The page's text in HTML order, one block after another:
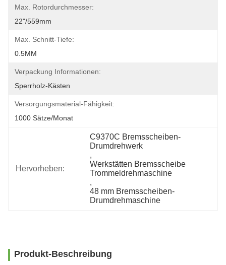
Max. Rotordurchmesser:
22"/559mm
Max. Schnitt-Tiefe:
0.5MM
Verpackung Informationen:
Sperrholz-Kästen
Versorgungsmaterial-Fähigkeit:
1000 Sätze/Monat
Hervorheben:
C9370C Bremsscheiben-
Drumdrehwerk
,
Werkstätten Bremsscheibe
Trommeldrehmaschine
,
48 mm Bremsscheiben-
Drumdrehmaschine
Produkt-Beschreibung